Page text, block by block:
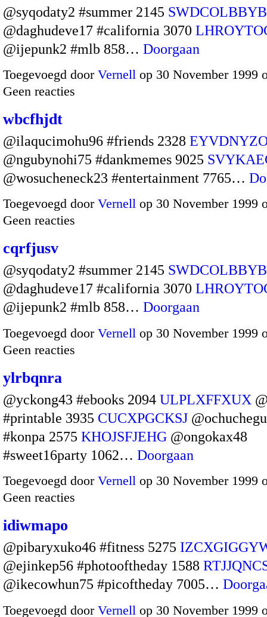
@syqodaty2 #summer 2145 SWDCOLBBYB
@daghudeve17 #california 3070
@ijepunk2 #mlb 858… Doorgaan
Toegevoegd door Vernell op 30 November 1999
Geen reacties
wbcfhjdt
@ilaqucimohu96 #friends 2328
@ngubynohi75 #dankmemes 9025
@wosucheneck23 #entertainment 7765…
Toegevoegd door Vernell op 30 November 1999
Geen reacties
cqrfjusv
@syqodaty2 #summer 2145 SWDCOLBBYB
@daghudeve17 #california 3070
@ijepunk2 #mlb 858… Doorgaan
Toegevoegd door Vernell op 30 November 1999
Geen reacties
ylrbqnra
@yckong43 #ebooks 2094 ULPLXFFXUX
#printable 3935 CUCXPGCKSJ
#konpa 2575 KHOJSFJEHG @ongokax48
#sweet16party 1062… Doorgaan
Toegevoegd door Vernell op 30 November 1999
Geen reacties
idiwmapo
@pibaryxuko46 #fitness 5275
@ejinkep56 #photooftheday 1588
@ikecowhun75 #picoftheday 7005…
Toegevoegd door Vernell op 30 November 1999